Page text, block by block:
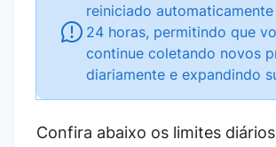
reiniciado
24 horas, permitindo que
continue coletando novos
diariamente e expandindo
Confira abaixo os limites